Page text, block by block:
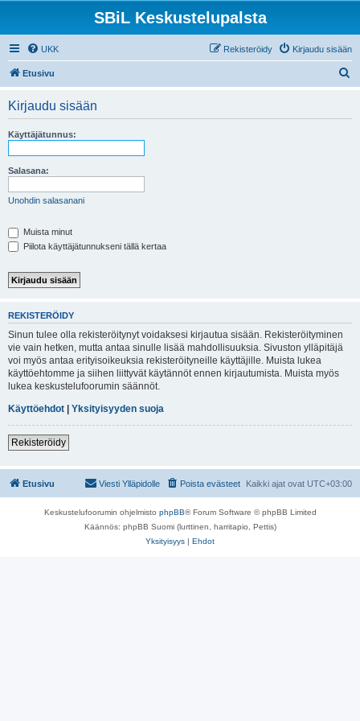
SBiL Keskustelupalsta
UKK Kirjaudu sisään
Rekisteröidy
Etusivu
Kirjaudu sisään
Käyttäjätunnus:
Salasana:
Unohdin salasanani
Muista minut
Piilota käyttäjätunnukseni tällä kertaa
REKISTERÖIDY
Sinun tulee olla rekisteröitynyt voidaksesi kirjautua sisään. Rekisteröityminen
vie vain hetken, mutta antaa sinulle lisää mahdollisuuksia. Sivuston ylläpitäjä
voi myös antaa erityisoikeuksia rekisteröityneille käyttäjille. Muista lukea
käyttöehtomme ja siihen liittyvät käytännöt ennen kirjautumista. Muista myös
lukea keskustelufoorumin säännöt.
Käyttöehdot | Yksityisyyden suoja
Rekisteröidy
Etusivu Kaikki ajat ovat UTC+03:00
Poista evästeet
Viesti Ylläpidolle
Keskustelufoorumin ohjelmisto phpBB® Forum Software © phpBB Limited
Käännös: phpBB Suomi (lurttinen, harritapio, Pettis)
Yksityisyys | Ehdot